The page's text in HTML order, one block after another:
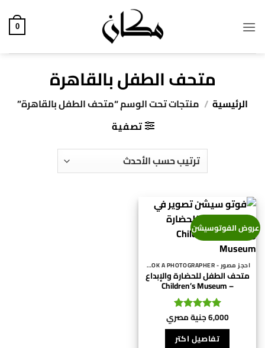
للمحتوى
0
متحف الطفل بالقاهرة
الرئيسية / منتجات تحت الوسم “متحف الطفل بالقاهرة”
تصفية
عروض الفوتوسيشن
احجز مصور - BOOK A PHOTOGRAPHER
متحف الطفل للحضارة والإبداع
– Children’s Museum
تم التقييم
6,000جنية مصري
تفاصيل اكتر